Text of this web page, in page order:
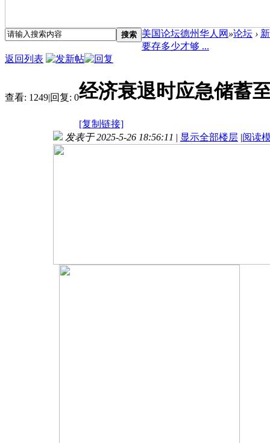
搜索 美国论坛德州华人网 »论坛 ›
要存多少才够 ...
返回列表
查看: 1249|回复: 0经济衰退时应急储蓄
[复制链接]
发表于 2025-5-26 18:56:11 | 显示全部楼层 |阅读